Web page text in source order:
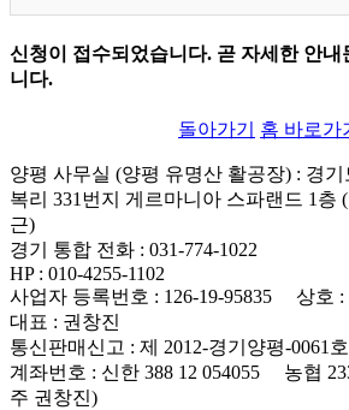
신청이 접수되었습니다. 곧 자세한 안
니다.
돌아가기 홈 바로가
양평 사무실 (양평 유명산 활공장) : 경
복리 331번지 게르마니아 스파랜드 1층
근)
경기 통합 전화 : 031-774-1022
HP: 010-4255-1102
사업자 등록번호 : 126-19-95835 상호
대표 : 권창진
통신판매신고 : 제 2012-경기양평-0061호
계좌번호 : 신한 388 12 054055 농협
주 권창진)